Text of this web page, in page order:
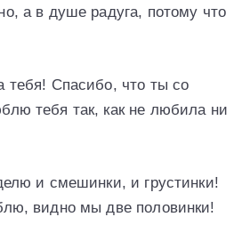
а в душе радуга, потому что
тебя! Спасибо, что ты со
тебя так, как не любила ни
и смешинки, и грустинки!
видно мы две половинки!